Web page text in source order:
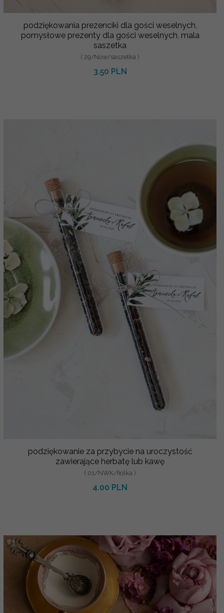
podziękowania prezenciki dla gości weselnych,
pomysłowe prezenty dla gości weselnych, mala
saszetka
( 29/Now/saszetka )
3.50 PLN
podziękowanie za przybycie na uroczystość
zawierające herbatę lub kawę
( 01/NWK/fiolka )
4.00 PLN